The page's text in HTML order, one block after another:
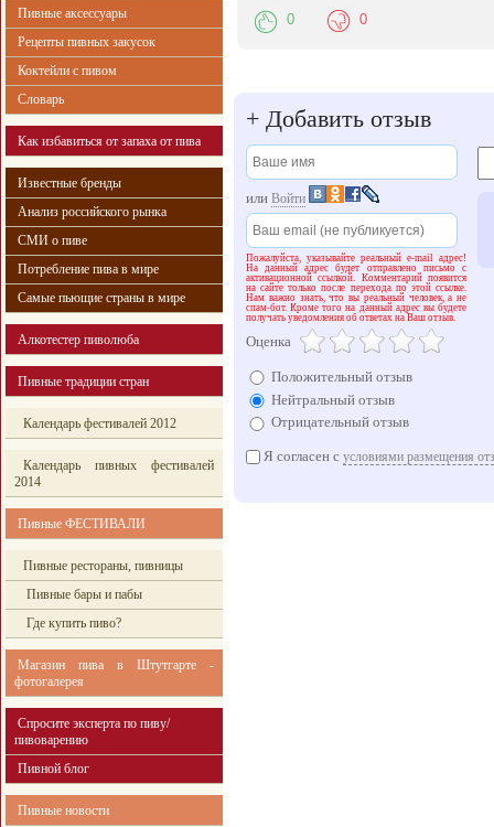
Пивные аксессуары
Рецепты пивных закусок
Коктейли с пивом
Словарь
Как избавиться от запаха от пива
Известные бренды
Анализ российского рынка
СМИ о пиве
Потребление пива в мире
Самые пьющие страны в мире
Алкотестер пиволюба
Пивные традиции стран
Календарь фестивалей 2012
Календарь пивных фестивалей
2014
Пивные ФЕСТИВАЛИ
Пивные рестораны, пивницы
Пивные бары и пабы
Где купить пиво?
Магазин пива в Штутгарте -
фотогалерея
Спросите эксперта по пиву/
пивоварению
Пивной блог
Пивные новости
0 0
+ Добавить отзыв
или Войти
Пожалуйста, указывайте реальный e-mail адрес!
На данный адрес будет отправлено письмо с
активационной ссылкой. Комментарий появится
на сайте только после перехода по этой ссылке.
Нам важно знать, что вы реальный человек, а не
спам-бот. Кроме того на данный адрес вы будете
получать уведомления об ответах на Ваш отзыв.
Оценка
Положительный отзыв
Нейтральный отзыв
Отрицательный отзыв
Я согласен с условиями размещения